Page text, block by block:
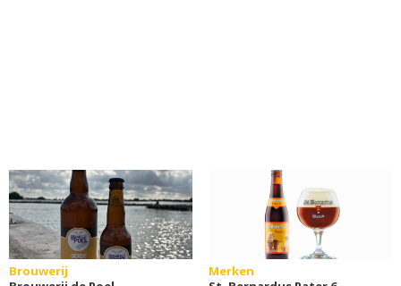
Brouwerij
Merken